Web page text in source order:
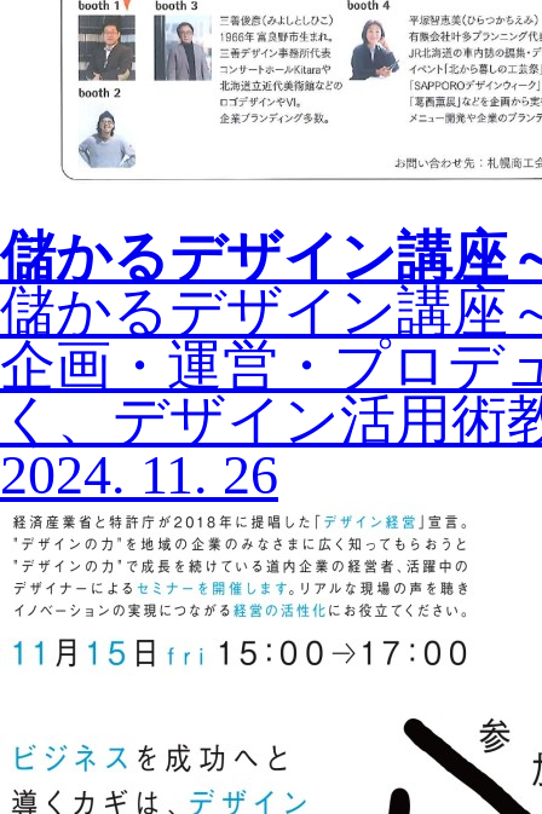
儲かるデザイン講座
儲かるデザイン講座
企画・運営・プロデ
く、デザイン活用術
2024. 11. 26